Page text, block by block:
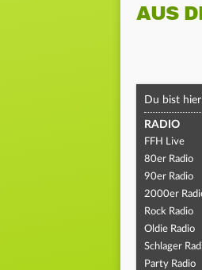
AUS
Du bist
RADIO
FFH Live
80er Radio
90er Radio
2000er
Rock Radio
Oldie Radio
Schlager
Party Radio